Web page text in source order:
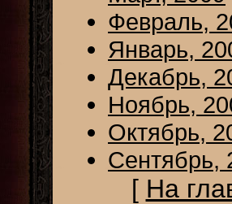
Февраль,
Январь,
Декабрь,
Ноябрь,
Октябрь,
Сентябрь,
[ На